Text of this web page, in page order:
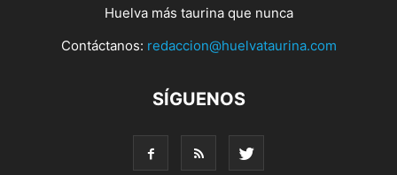
Huelva más taurina que nunca
Contáctanos: redaccion@huelvataurina.com
SÍGUENOS